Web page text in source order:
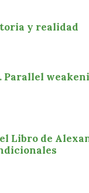
y realidad
Parallel
Libro de